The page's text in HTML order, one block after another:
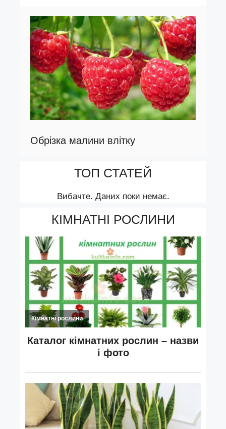
Обрізка малини влітку
ТОП СТАТЕЙ
Вибачте. Даних поки немає.
КІМНАТНІ РОСЛИНИ